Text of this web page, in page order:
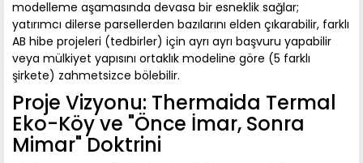
modelleme aşamasında devasa bir esneklik sağlar;
yatırımcı dilerse parsellerden bazılarını elden çıkarabilir, farklı
AB hibe projeleri (tedbirler) için ayrı ayrı başvuru yapabilir
veya mülkiyet yapısını ortaklık modeline göre (5 farklı
şirkete) zahmetsizce bölebilir.
Proje Vizyonu: Thermaida Termal
Eko-Köy ve "Önce İmar, Sonra
Mimar" Doktrini